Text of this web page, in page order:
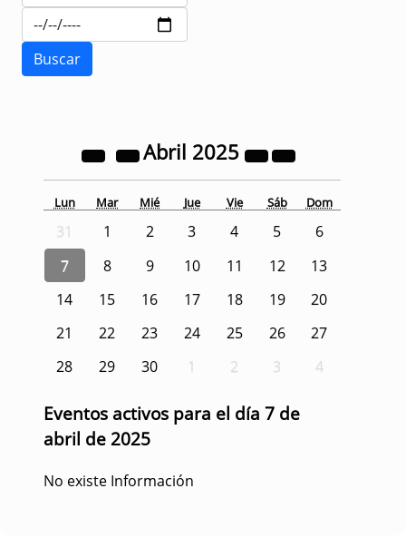
Abril 2025
Lun Mar Mié Jue Vie Sáb Dom
31 1 2 3 4 5
6
7
8 9 10 11 12
13
14
15 16 17 18 19
20
21
22 23 24 25 26
27
28
29 30 1 2 3 4
Eventos activos para el día 7 de
abril de 2025
No existe Información